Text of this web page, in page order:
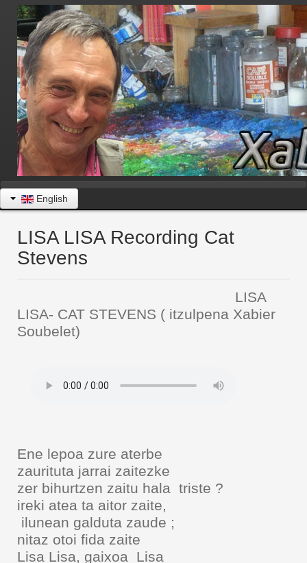
English
LISA LISA Recording Cat
Stevens
LISA
LISA- CAT STEVENS ( itzulpena Xabier
Soubelet)
Ene lepoa zure aterbe
zaurituta jarrai zaitezke
zer bihurtzen zaitu hala triste ?
ireki atea ta aitor zaite,
ilunean galduta zaude ;
nitaz otoi fida zaite
Lisa Lisa, gaixoa Lisa